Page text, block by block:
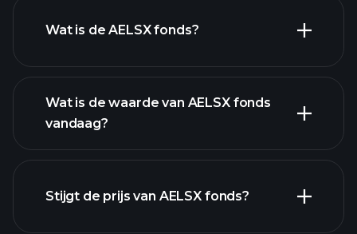
Wat is de AELSX fonds?
Wat is de waarde van AELSX fonds
vandaag?
Stijgt de prijs van AELSX fonds?